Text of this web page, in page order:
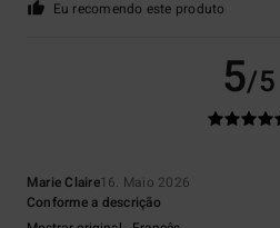
Eu recomendo este produto
5/5
Marie Claire16. Maio 2026
Conforme a descrição